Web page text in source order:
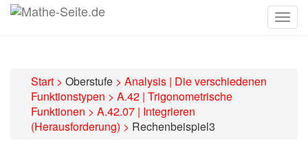
Start > Oberstufe > Analysis | Die verschiedenen
Funktionstypen > A.42 | Trigonometrische
Funktionen > A.42.07 | Integrieren
(Herausforderung) > Rechenbeispiel3